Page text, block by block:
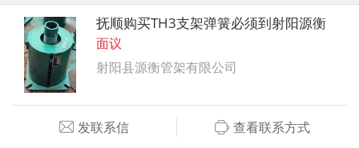
抚顺购买TH3支架弹簧必须到射阳源衡
面议
射阳县源衡管架有限公司
发联系信 查看联系方式